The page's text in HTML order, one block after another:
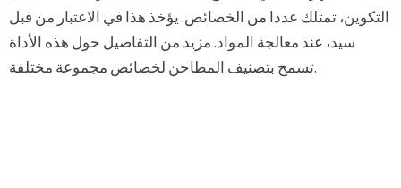
التكوين، تمتلك عددا من الخصائص. يؤخذ هذا في الاعتبار من قبل
سيد، عند معالجة المواد. مزيد من التفاصيل حول هذه الأداة
تسمح بتصنيف المطاحن لخصائص مجموعة مختلفة.